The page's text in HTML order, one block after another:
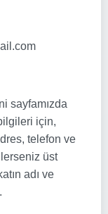
sayfamızda
için,
telefon ve
üst
adı ve